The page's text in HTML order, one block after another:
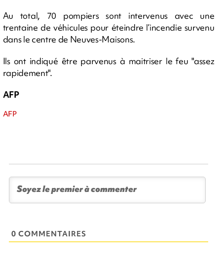
Au total, 70 pompiers sont intervenus avec une
trentaine de véhicules pour éteindre l’incendie survenu
dans le centre de Neuves-Maisons.
Ils ont indiqué être parvenus à maitriser le feu "assez
rapidement".
AFP
AFP
0 COMMENTAIRES